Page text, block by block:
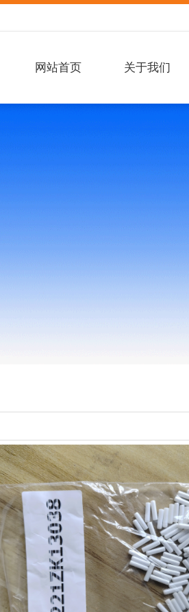
网站首页 关于我们